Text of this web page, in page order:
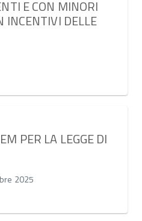
E CON MINORI
INCENTIVI DELLE
PER LA LEGGE DI
2025